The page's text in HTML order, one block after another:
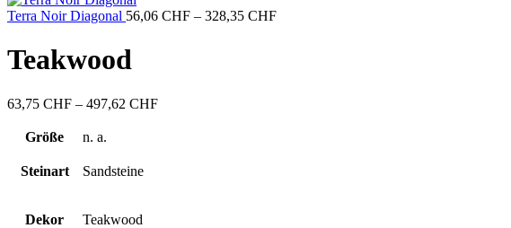
369,02 CHF
Terra Noir Diagonal 56,06 CHF – 328,35 CHFPreisspanne:
Teakwood
63,75 CHF – 497,62 CHFPreisspanne:
Größe n. a.
Steinart Sandsteine
Dekor Teakwood